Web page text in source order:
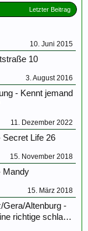
Letzter Beitrag
10. Juni 2015
10
3. August 2016
- Kennt jemand
11. Dezember 2022
Secret Life 26
15. November 2018
Mandy
15. März 2018
Gera/Altenburg -
richtige schla…